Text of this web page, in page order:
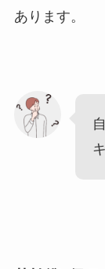
あります。